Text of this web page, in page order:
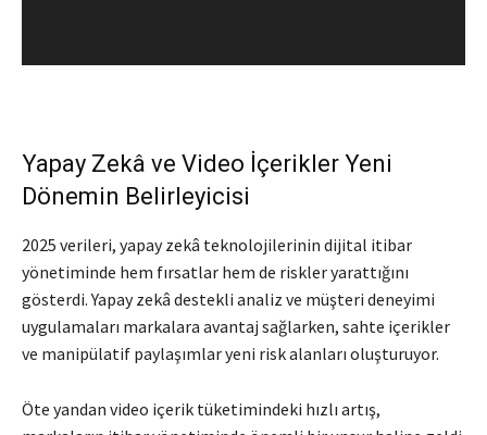
Yapay Zekâ ve Video İçerikler Yeni
Dönemin Belirleyicisi
2025 verileri, yapay zekâ teknolojilerinin dijital itibar
yönetiminde hem fırsatlar hem de riskler yarattığını
gösterdi. Yapay zekâ destekli analiz ve müşteri deneyimi
uygulamaları markalara avantaj sağlarken, sahte içerikler
ve manipülatif paylaşımlar yeni risk alanları oluşturuyor.
Öte yandan video içerik tüketimindeki hızlı artış,